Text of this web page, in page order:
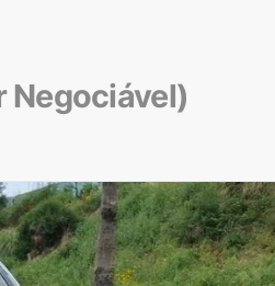
Negociável)